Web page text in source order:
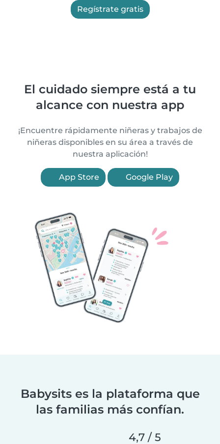
Regístrate gratis
El cuidado siempre está a tu
alcance con nuestra app
¡Encuentre rápidamente niñeras y trabajos de
niñeras disponibles en su área a través de
nuestra aplicación!
App Store Google Play
Babysits es la plataforma que
las familias más confían.
4,7 / 5